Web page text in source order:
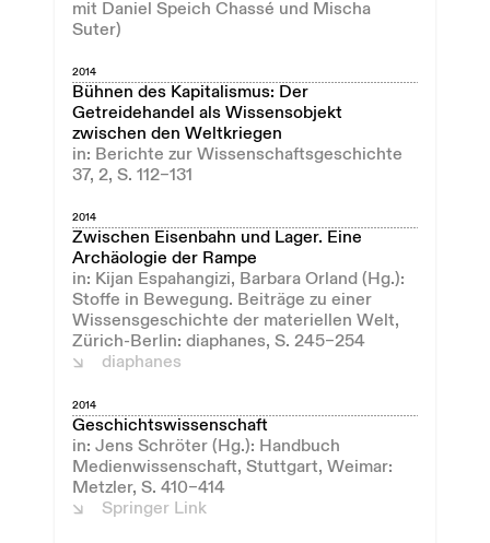
mit Daniel Speich Chassé und Mischa
Suter)
2014
Bühnen des Kapitalismus: Der
Getreidehandel als Wissensobjekt
zwischen den Weltkriegen
in: Berichte zur Wissenschaftsgeschichte
37, 2, S. 112–131
2014
Zwischen Eisenbahn und Lager. Eine
Archäologie der Rampe
in: Kijan Espahangizi, Barbara Orland (Hg.):
Stoffe in Bewegung. Beiträge zu einer
Wissensgeschichte der materiellen Welt,
Zürich-Berlin: diaphanes, S. 245–254
diaphanes
2014
Geschichtswissenschaft
in: Jens Schröter (Hg.): Handbuch
Medienwissenschaft, Stuttgart, Weimar:
Metzler, S. 410–414
Springer Link